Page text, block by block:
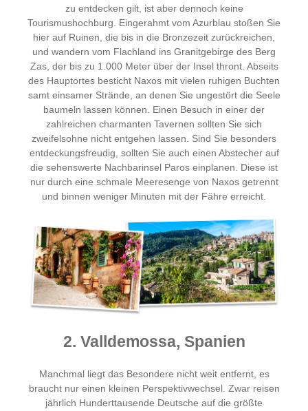
zu entdecken gilt, ist aber dennoch keine
Tourismushochburg. Eingerahmt vom Azurblau stoßen Sie
hier auf Ruinen, die bis in die Bronzezeit zurückreichen,
und wandern vom Flachland ins Granitgebirge des Berg
Zas, der bis zu 1.000 Meter über der Insel thront. Abseits
des Hauptortes besticht Naxos mit vielen ruhigen Buchten
samt einsamer Strände, an denen Sie ungestört die Seele
baumeln lassen können. Einen Besuch in einer der
zahlreichen charmanten Tavernen sollten Sie sich
zweifelsohne nicht entgehen lassen. Sind Sie besonders
entdeckungsfreudig, sollten Sie auch einen Abstecher auf
die sehenswerte Nachbarinsel Paros einplanen. Diese ist
nur durch eine schmale Meeresenge von Naxos getrennt
und binnen weniger Minuten mit der Fähre erreicht.
2. Valldemossa, Spanien
Manchmal liegt das Besondere nicht weit entfernt, es
braucht nur einen kleinen Perspektivwechsel. Zwar reisen
jährlich Hunderttausende Deutsche auf die größte